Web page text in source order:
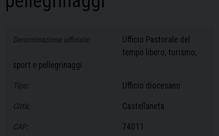
Ufficio Pastorale del
tempo libero, turismo,
sport e pellegrinaggi
Ufficio diocesano
Castellaneta
74011